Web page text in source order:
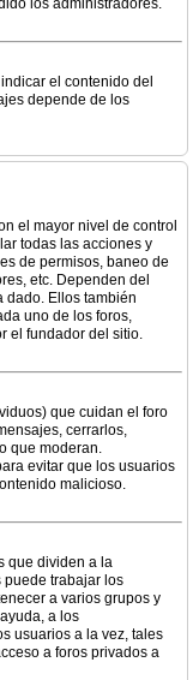
los administradores.
el contenido del
depende de los
el mayor nivel de control
todas las acciones y
de permisos, baneo de
etc. Dependen del
dado. Ellos también
uno de los foros,
el fundador del sitio.
que cuidan el foro
cerrarlos,
que moderan.
evitar que los usuarios
malicioso.
que dividen a la
puede trabajar los
a varios grupos y
a los
usuarios a la vez, tales
a foros privados a